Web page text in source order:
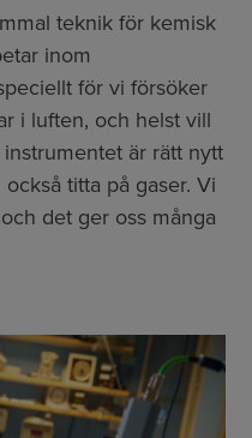
teknik för kemisk
inom
för vi försöker
i luften, och helst vill
är rätt nytt
titta på gaser. Vi
det ger oss många